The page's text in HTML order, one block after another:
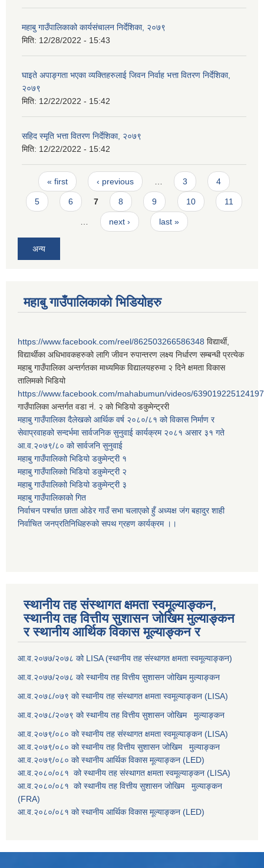
महाबु गाउँपालिकाको कार्यसंचालन निर्देशिका, २०७९
मिति: 12/28/2022 - 15:43
घाइते अपाङ्गता भएका व्यक्तिहरुलाई जिवन निर्वाह भत्ता वितरण निर्देशिका,
२०७९
मिति: 12/22/2022 - 15:42
सहिद स्मृति भत्ता वितरण निर्देशिका, २०७९
मिति: 12/22/2022 - 15:42
Pages
« first ‹ previous 3 4
5 6 7 8 9 10 11
next › last »
अन्य
महाबु गाउँपालिकाको भिडियोहरु
https://www.facebook.com/reel/862503266586348 विद्यार्थी,
विद्यार्थीका अधिभावकहरुको लागि जीवन रुपान्तरण लक्ष्य निर्धारण सम्बन्धी प्रत्येक
महाबु गाउँपालिका अन्तर्गतका माध्यमिक विद्यालयहरुमा २ दिने क्षमता विकास
तालिमको भिडियो
https://www.facebook.com/mahabumun/videos/639019225124197
गाउँपालिका अन्तर्गत वडा नं. २ को भिडियो डकुमेन्ट्ररी
महाबु गाउँपालिका दैलेखको आर्थिक वर्ष २०८०/८१ को विकास निर्माण र
सेवाप्रवाहको सन्दर्भमा सार्वजनिक सुनुवाई कार्यक्रम २०८१ असार ३१ गते
आ.व.२०७९/८० को सार्वजनि सुनुवाई
महाबु गाउँपालिकाो भिडियो डकुमेन्ट्री १
महाबु गाउँपालिकाो भिडियो डकुमेन्ट्री २
महाबु गाउँपालिकाो भिडियो डकुमेन्ट्री ३
महाबु गाउँपालिकाको गित
निर्वाचन पर्श्चात छाता ओडेर गाउँ सभा चलाएको हुँ अध्यक्ष जंग बहादुर शाही
निर्वाचित जनप्रतिनिधिहरुको सपथ ग्रहण कार्यक्रम ।।
स्थानीय तह संस्थागत क्षमता स्वमूल्याङ्कन,
स्थानीय तह वित्तीय सुशासन जोखिम मुल्याङ्कन
र स्थानीय आर्थिक विकास मूल्याङ्कन र
आ.व.२०७७/२०७८ को LISA (स्थानीय तह संस्थागत क्षमता स्वमूल्याङ्कन)
आ.व.२०७७/२०७८ को स्थानीय तह वित्तीय सुशासन जोखिम मुल्याङ्कन
आ.व.२०७८/०७९ को स्थानीय तह संस्थागत क्षमता स्वमूल्याङ्कन (LISA)
आ.व.२०७८/२०७९ को स्थानीय तह वित्तीय सुशासन जोखिम मुल्याङ्कन
आ.व.२०७९/०८० को स्थानीय तह संस्थागत क्षमता स्वमूल्याङ्कन (LISA)
आ.व.२०७९/०८० को स्थानीय तह वित्तीय सुशासन जोखिम मुल्याङ्कन
आ.व.२०७९/०८० को स्थानीय आर्थिक विकास मूल्याङ्कन (LED)
आ.व.२०८०/०८१ को स्थानीय तह संस्थागत क्षमता स्वमूल्याङ्कन (LISA)
आ.व.२०८०/०८१ को स्थानीय तह वित्तीय सुशासन जोखिम मुल्याङ्कन
(FRA)
आ.व.२०८०/०८१ को स्थानीय आर्थिक विकास मूल्याङ्कन (LED)